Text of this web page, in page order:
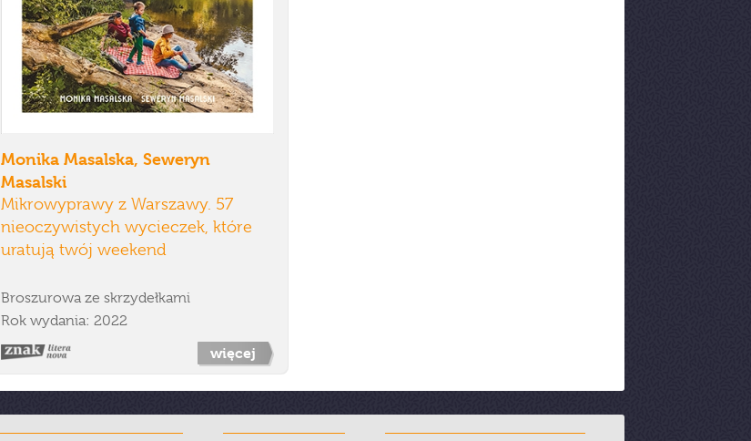
Monika Masalska, Seweryn
Masalski
Mikrowyprawy z Warszawy. 57
nieoczywistych wycieczek, które
uratują twój weekend
Broszurowa ze skrzydełkami
Rok wydania: 2022
więcej